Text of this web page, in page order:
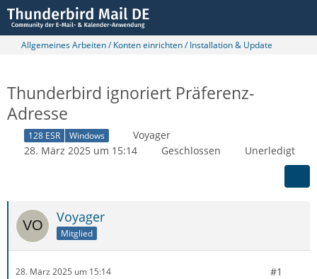
Allgemeines Arbeiten / Konten einrichten / Installation & Update
Thunderbird ignoriert Präferenz-
Adresse
128 ESR Windows
Voyager
28. März 2025 um 15:14
Geschlossen Unerledigt
Voyager
Mitglied
28. März 2025 um 15:14 #1